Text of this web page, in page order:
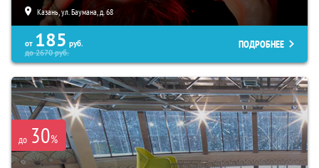
Казань, ул. Баумана, д. 68
от 185 руб.
до2670руб.
ПОДРОБНЕЕ
до 30%